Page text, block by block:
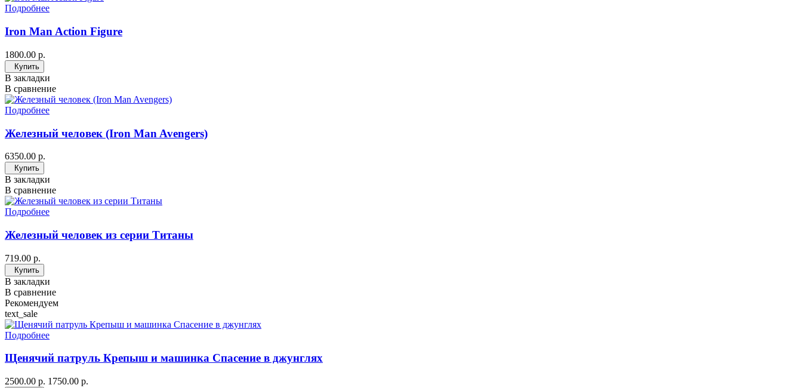
Подробнее
Iron Man Action Figure
1800.00 р.
Купить
В закладки
В сравнение
Подробнее
Железный человек (Iron Man Avengers)
6350.00 р.
Купить
В закладки
В сравнение
Подробнее
Железный человек из серии Титаны
719.00 р.
Купить
В закладки
В сравнение
Рекомендуем
text_sale
Подробнее
Щенячий патруль Крепыш и машинка Спасение в джунглях
2500.00 р. 1750.00 р.